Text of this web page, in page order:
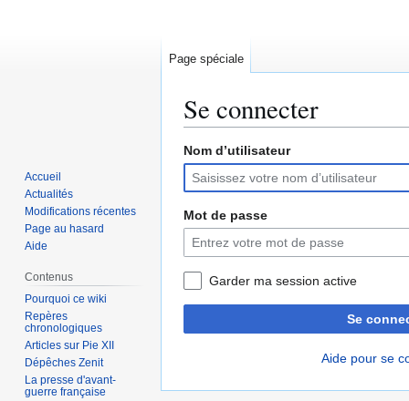
Se connecter
Aller
la
navigation
Aller
la
recherche
Nom d’utilisateur
Mot de passe
Garder ma session active
Se
Aide pour se
Page spéciale
Accueil
Actualités
Modifications récentes
Page au hasard
Aide
Contenus
Pourquoi ce wiki
Repères
chronologiques
Articles sur Pie XII
Dépêches Zenit
La presse d'avant-
guerre française